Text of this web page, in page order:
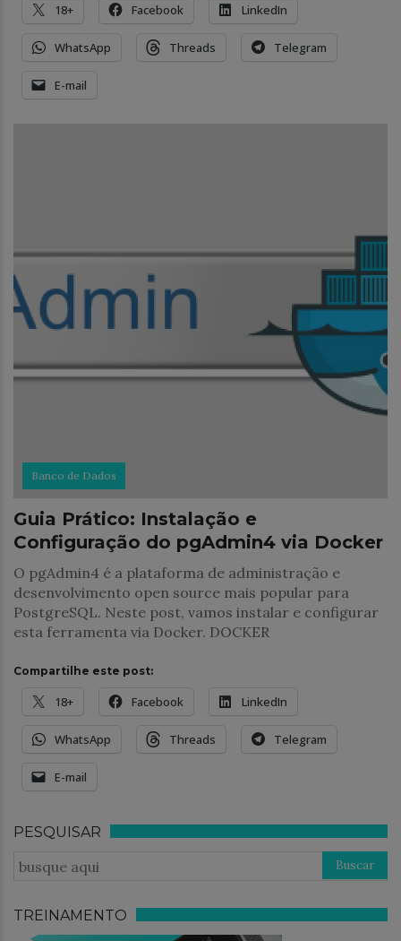
18+ Facebook LinkedIn
WhatsApp Threads Telegram
E-mail
Banco de Dados
Guia Prático: Instalação e
Configuração do pgAdmin4 via Docker
O pgAdmin4 é a plataforma de administração e
desenvolvimento open source mais popular para
PostgreSQL. Neste post, vamos instalar e configurar
esta ferramenta via Docker. DOCKER
Compartilhe este post:
18+ Facebook LinkedIn
WhatsApp Threads Telegram
E-mail
PESQUISAR
TREINAMENTO